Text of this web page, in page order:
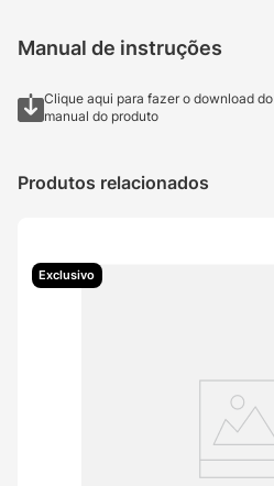
Manual de instruções
Clique aqui para fazer o download do
manual do produto
Produtos relacionados
Exclusivo